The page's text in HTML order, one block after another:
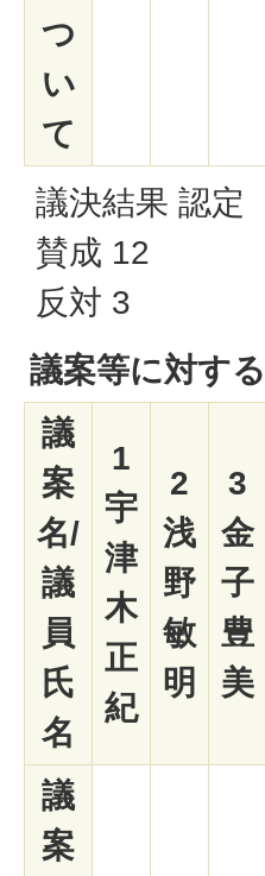
つ
い
て
議決結果 認定
賛成 12
反対 3
議案等に対す
議
案
名/
議
員
氏
名
1
宇
津
木
正
紀
2
浅
野
敏
明
3
金
子
豊
美
議
案